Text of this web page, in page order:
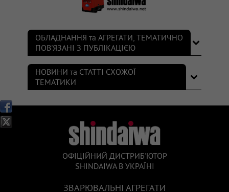
ОБЛАДНАННЯ та АГРЕГАТИ, ТЕМАТИЧНО
ПОВ'ЯЗАНІ З ПУБЛІКАЦІЄЮ
НОВИНИ та СТАТТІ СХОЖОЇ
ТЕМАТИКИ
ОФІЦІЙНИЙ ДИСТРИБ'ЮТОР
SHINDAIWA В УКРАЇНІ
ЗВАРЮВАЛЬНІ АГРЕГАТИ